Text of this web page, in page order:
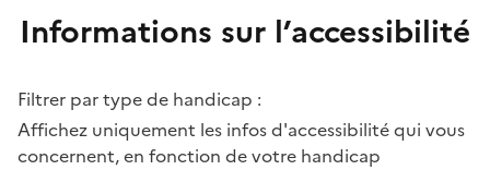
Informations sur l’accessibilité
Filtrer par type de handicap :
Affichez uniquement les infos d'accessibilité qui vous
concernent, en fonction de votre handicap